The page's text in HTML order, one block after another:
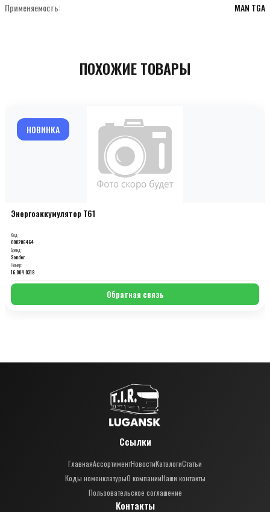
Применяемость: MAN TGA
ПОХОЖИЕ ТОВАРЫ
НОВИНКА
Энергоаккумулятор T61
Код:
000206464
Бренд:
Sonder
Номер:
16.004.0318
Обратная связь
Ссылки
ГлавнаяАссортиментНовостиКаталогиСтатьи
Коды номенклатурыО компанииНаши контакты
Пользовательское соглашение
Контакты